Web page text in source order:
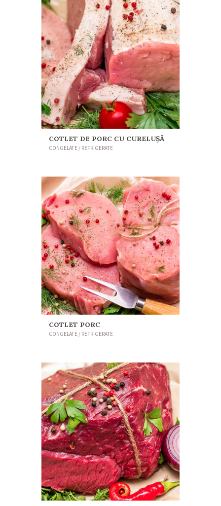
COTLET DE PORC CU CURELUŞĂ
CONGELATE / REFRIGERATE
COTLET PORC
CONGELATE / REFRIGERATE